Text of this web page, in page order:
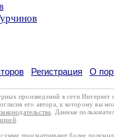
Регистрация О
произведений в сети Интернет
его автора, к которому вы
. Данные
.
просматривают более